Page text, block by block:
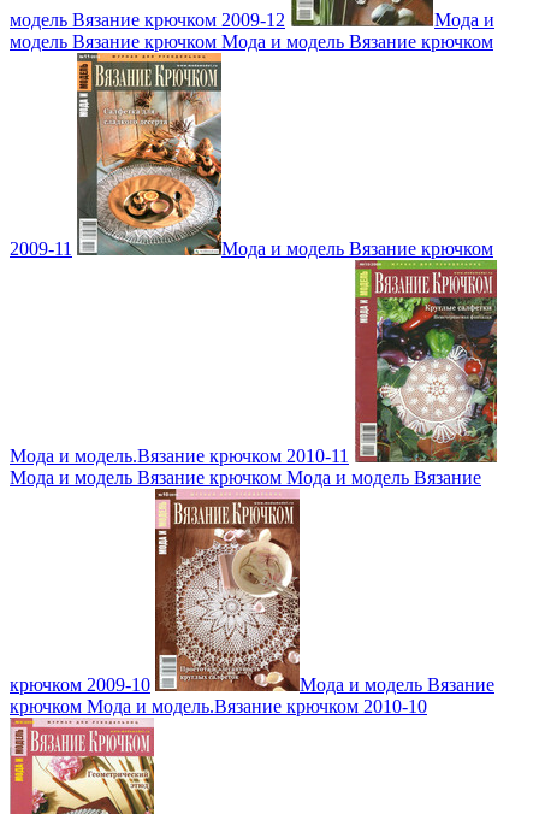
модель Вязание крючком 2009-12
Мода и
модель Вязание крючком Мода и модель Вязание крючком
2009-11 Мода и модель Вязание крючком
Мода и модель.Вязание крючком 2010-11
Мода и модель Вязание крючком Мода и модель Вязание
крючком 2009-10
Мода и модель Вязание
крючком Мода и модель.Вязание крючком 2010-10